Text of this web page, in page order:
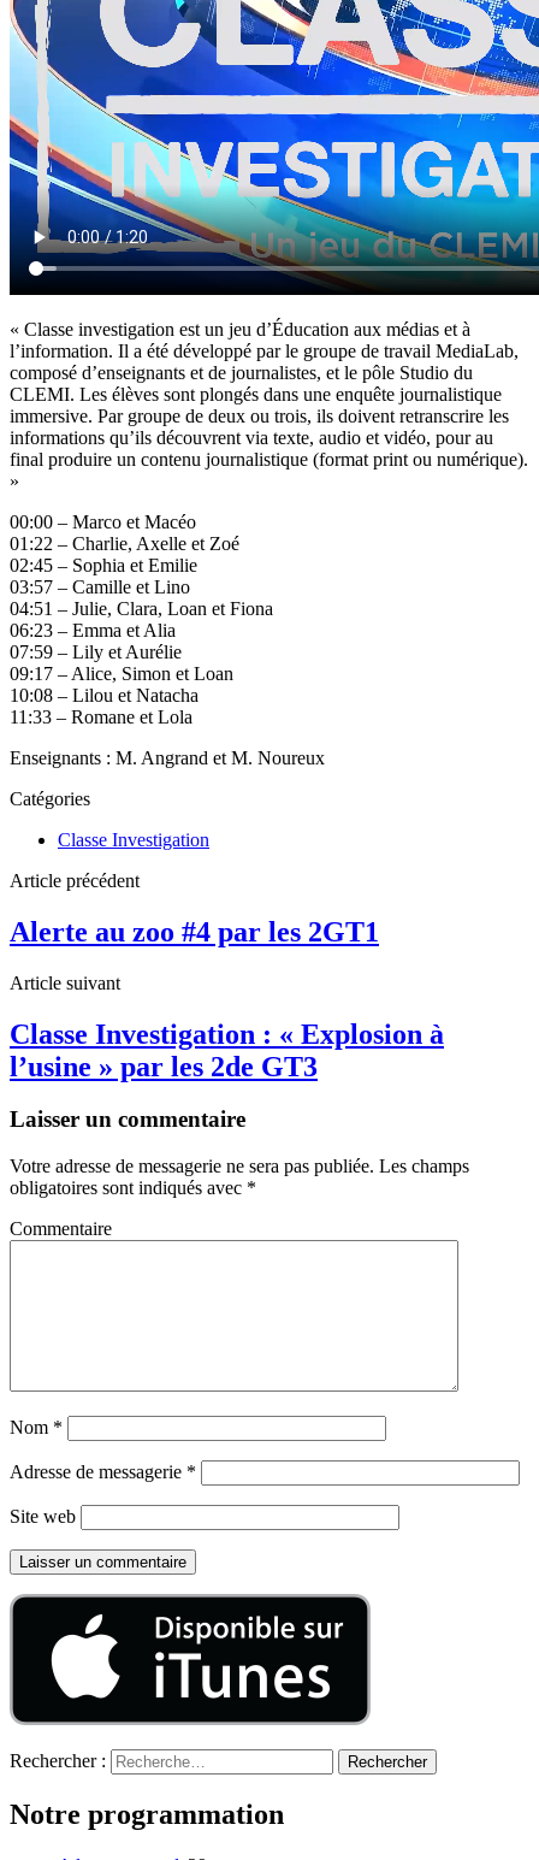
« Classe investigation est un jeu d’Éducation aux médias et à
l’information. Il a été développé par le groupe de travail MediaLab,
composé d’enseignants et de journalistes, et le pôle Studio du
CLEMI. Les élèves sont plongés dans une enquête journalistique
immersive. Par groupe de deux ou trois, ils doivent retranscrire les
informations qu’ils découvrent via texte, audio et vidéo, pour au
final produire un contenu journalistique (format print ou numérique).
»
00:00 – Marco et Macéo
01:22 – Charlie, Axelle et Zoé
02:45 – Sophia et Emilie
03:57 – Camille et Lino
04:51 – Julie, Clara, Loan et Fiona
06:23 – Emma et Alia
07:59 – Lily et Aurélie
09:17 – Alice, Simon et Loan
10:08 – Lilou et Natacha
11:33 – Romane et Lola
Enseignants : M. Angrand et M. Noureux
Catégories
Classe Investigation
Article précédent
Alerte au zoo #4 par les 2GT1
Article suivant
Classe Investigation : « Explosion à
l’usine » par les 2de GT3
Laisser un commentaire
Votre adresse de messagerie ne sera pas publiée. Les champs
obligatoires sont indiqués avec *
Commentaire
Nom *
Adresse de messagerie *
Site web
Rechercher :
Notre programmation